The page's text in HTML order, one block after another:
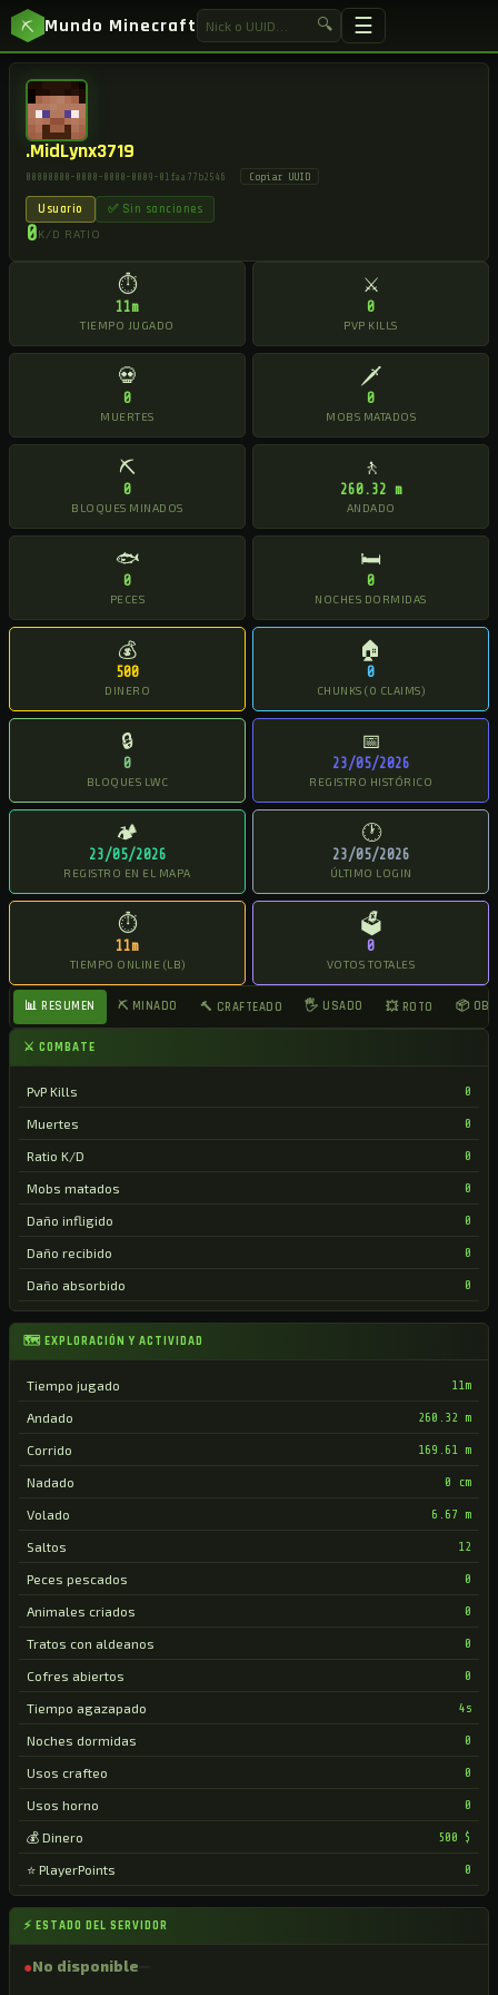
⛏ Mundo Minecraft 🔍 ☰
⚡ ESTADO DEL SERVIDOR
●No disponible
.MidLynx3719
00000000-0000-0000-0009-01faa77b2546 Copiar UUID
Usuario ✅ Sin sanciones
0K/D RATIO
⏱
11m
TIEMPO JUGADO
⚔
0
PVP KILLS
💀
0
MUERTES
🗡
0
MOBS MATADOS
⛏
0
BLOQUES MINADOS
🚶
260.32 m
ANDADO
🐟
0
PECES
🛏
0
NOCHES DORMIDAS
💰
500
DINERO
🏠
0
CHUNKS (0 CLAIMS)
🔒
0
BLOQUES LWC
📅
23/05/2026
REGISTRO HISTÓRICO
🏕
23/05/2026
REGISTRO EN EL MAPA
🕐
23/05/2026
ÚLTIMO LOGIN
⏱
11m
TIEMPO ONLINE (LB)
🗳
0
VOTOS TOTALES
📊 RESUMEN ⛏ MINADO 🔨 CRAFTEADO 🖐 USADO 💥 ROTO 📦
⚔ COMBATE
PvP Kills 0
Muertes 0
Ratio K/D 0
Mobs matados 0
Daño infligido 0
Daño recibido 0
Daño absorbido 0
🗺 EXPLORACIÓN Y ACTIVIDAD
Tiempo jugado 11m
Andado 260.32 m
Corrido 169.61 m
Nadado 0 cm
Volado 6.67 m
Saltos 12
Peces pescados 0
Animales criados 0
Tratos con aldeanos 0
Cofres abiertos 0
Tiempo agazapado 4s
Noches dormidas 0
Usos crafteo 0
Usos horno 0
💰 Dinero 500 $
⭐ PlayerPoints 0